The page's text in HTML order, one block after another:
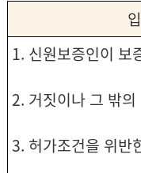
1. 신원보증인이 보
2. 거짓이나 그 밖
3. 허가조건을 위반